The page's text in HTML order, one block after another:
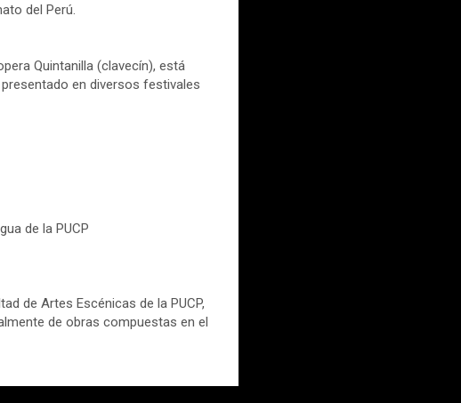
del Perú.
Quintanilla (clavecín), está
en diversos festivales
de la PUCP
de Artes Escénicas de la PUCP,
de obras compuestas en el